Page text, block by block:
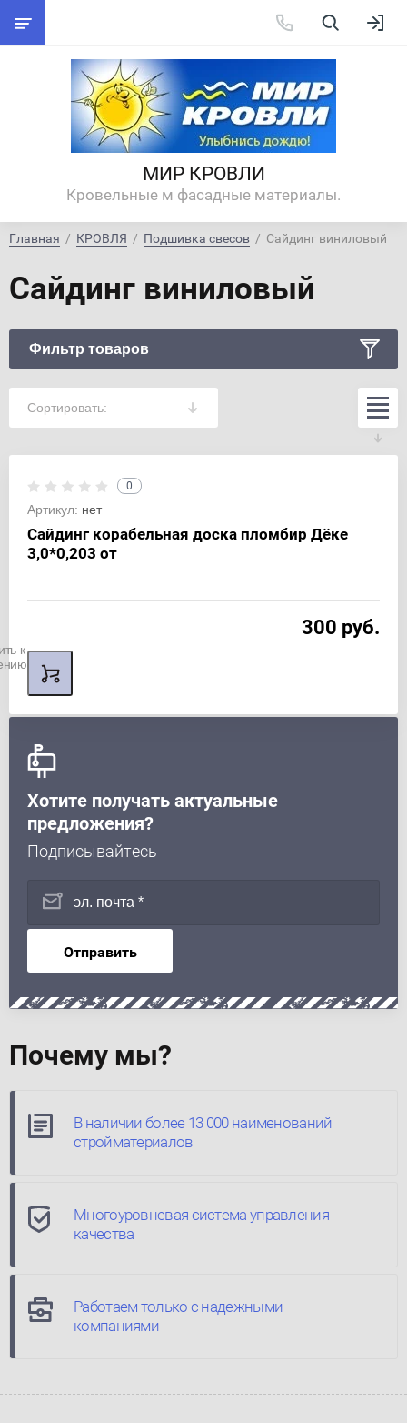
МИР КРОВЛИ
Кровельные м фасадные материалы.
Почему мы?
В наличии более 13 000 наименований
стройматериалов
Многоуровневая система управления
качества
Работаем только с надежными
компаниями
Хотите получать актуальные
предложения?
Подписывайтесь
Отправить
Главная
  /
КРОВЛЯ
  /
Подшивка свесов
  /  Сайдинг виниловый
Сайдинг виниловый
Фильтр товаров
Сортировать:
0
Артикул: нет
Сайдинг корабельная доска пломбир Дёке
3,0*0,203 от
к
300 руб.